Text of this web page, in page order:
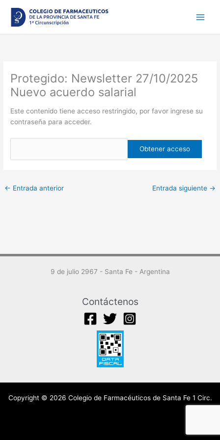
contenido
Protegido: Newsletter 27/10/2025
Nuevo acuerdo salarial
Este contenido tiene acceso restringido, por favor ingrese su
contraseña para acceder.
← Entrada anterior Entrada siguiente →
9 de julio 2967 - Santa Fe - Argentina
Contáctenos
Copyright © 2026 Colegio de Farmacéuticos de Santa Fe 1 Circ.